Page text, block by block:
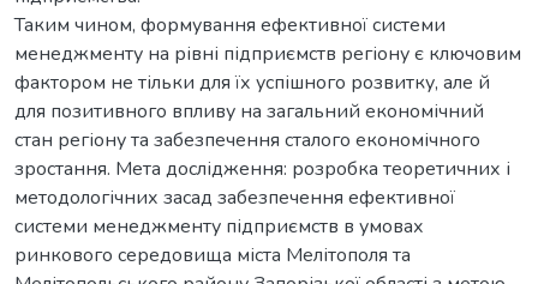
Таким чином, формування ефективної системи
менеджменту на рівні підприємств регіону є ключовим
фактором не тільки для їх успішного розвитку, але й
для позитивного впливу на загальний економічний
стан регіону та забезпечення сталого економічного
зростання. Мета дослідження: розробка теоретичних і
методологічних засад забезпечення ефективної
системи менеджменту підприємств в умовах
ринкового середовища міста Мелітополя та